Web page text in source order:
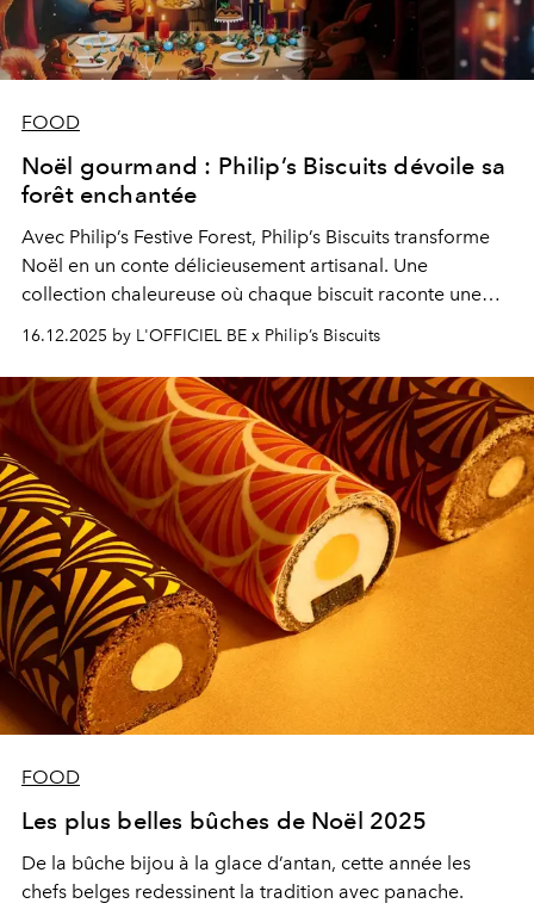
FOOD
Noël gourmand : Philip’s Biscuits dévoile sa
forêt enchantée
Avec Philip’s Festive Forest, Philip’s Biscuits transforme
Noël en un conte délicieusement artisanal. Une
collection chaleureuse où chaque biscuit raconte une
histoire de tradition, d’élégance et de partage.
16.12.2025 by L'OFFICIEL BE x Philip’s Biscuits
FOOD
Les plus belles bûches de Noël 2025
De la bûche bijou à la glace d’antan, cette année les
chefs belges redessinent la tradition avec panache.